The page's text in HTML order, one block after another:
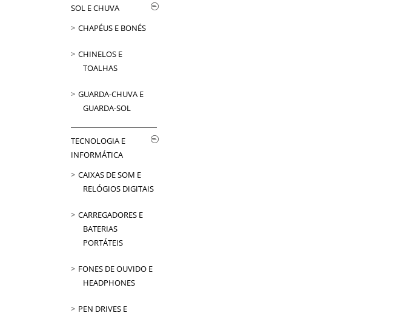
SOL E CHUVA
CHAPÉUS E BONÉS
CHINELOS E
TOALHAS
GUARDA-CHUVA E
GUARDA-SOL
TECNOLOGIA E
INFORMÁTICA
CAIXAS DE SOM E
RELÓGIOS DIGITAIS
CARREGADORES E
BATERIAS
PORTÁTEIS
FONES DE OUVIDO E
HEADPHONES
PEN DRIVES E